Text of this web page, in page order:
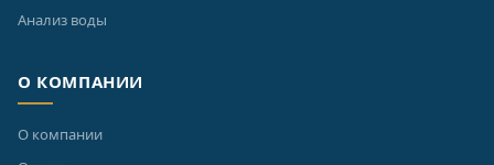
Анализ воды
О КОМПАНИИ
О компании